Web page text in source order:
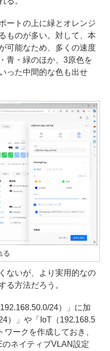
ートの上に緑とオレンジ
ものが多い。対して、本
可能なため、多くの速度
青・緑のほか、3原色を
った中間的な色も出せ
る
ないが、より実用的なの
る方法だろう。
24）」に加
）」や「IoT（192.168.5
ークを作成しておき、
ネイティブVLAN設定